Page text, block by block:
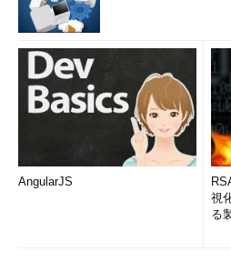
AngularJS
視
る